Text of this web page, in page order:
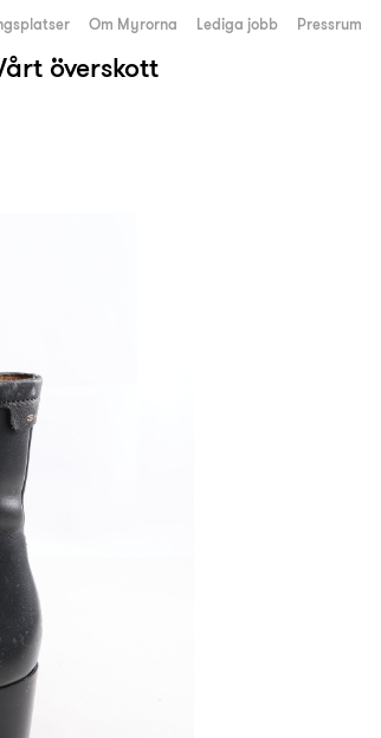
överskott
Om Myrorna Lediga jobb Pressrum